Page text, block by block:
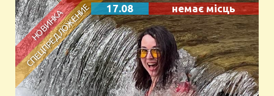
17.08 немає місць